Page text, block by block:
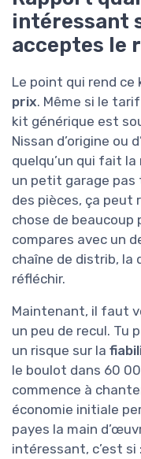
intéressant
acceptes le
Le point qui rend
prix. Même si le
kit générique est
Nissan d’origine ou
quelqu’un qui fait
un petit garage pas
des pièces, ça peut
chose de beaucoup
compares avec un
chaîne de distrib,
réfléchir.
Maintenant, il faut
un peu de recul. Tu
un risque sur la
le boulot dans 60
commence à
économie initiale
payes la main
intéressant, c’est si